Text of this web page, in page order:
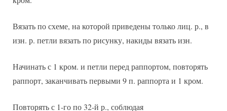
Вязать по схеме, на которой приведены только лиц. р., в
изн. р. петли вязать по рисунку, накиды вязать изн.
Начинать с 1 кром. и петли перед раппортом, повторять
раппорт, заканчивать первыми 9 п. раппорта и 1 кром.
Повторять с 1-го по 32-й р., соблюдая